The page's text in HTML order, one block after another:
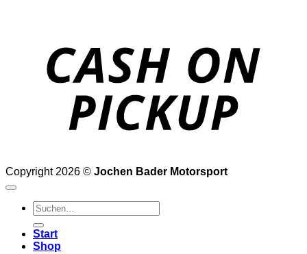
Copyright 2026 © Jochen Bader Motorsport
Suchen
nach:
Start
Shop